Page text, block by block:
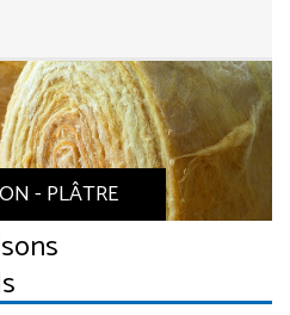
- PLÂTRE